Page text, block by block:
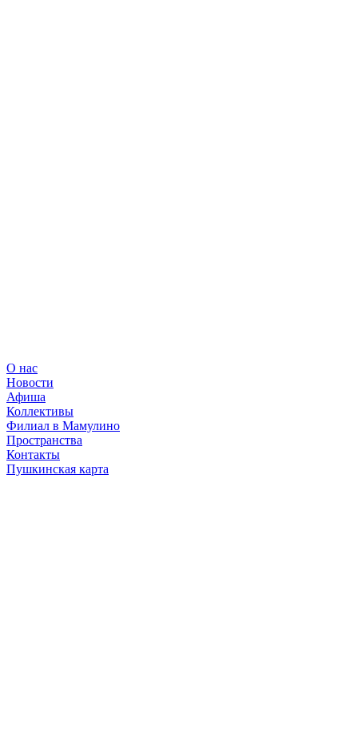
О нас
Новости
Афиша
Коллективы
Филиал в Мамулино
Пространства
Контакты
Пушкинская карта